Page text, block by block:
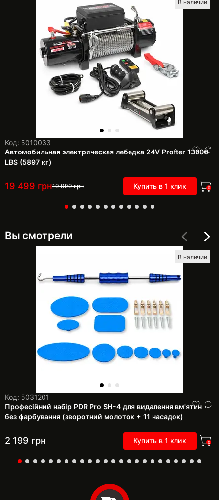
В наличии
Код: 5010033
Автомобильная электрическая лебедка 24V Profter 13000
LBS (5897 кг)
19 499 грн19 999грн Купить в 1 клик 0
Вы смотрели
В наличии
Код: 5031201
Професійний набір PDR Pro SH-4 для видалення вм'ятин
без фарбування (зворотний молоток + 11 насадок)
2 199 грн Купить в 1 клик 0